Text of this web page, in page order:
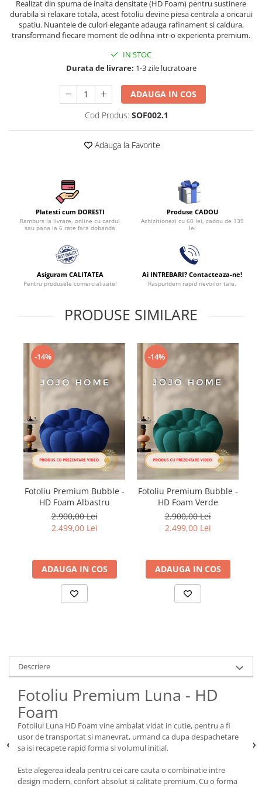
Persoane
Set Lenjerie Pat Blanita Iepure, 6
Piese, Cu Pilota Inclusa
Set Lenjerie De Pat, 7 Piese, Cu
Pilota / Cuvertura Inclusa
Set Lenjerie De Pat Jacquard Regal,
11 Piese, Cuvertura Inclusa
Lenjerii Damasc Egiptean King Size
Lenjerii De Pat, Finet Premium, 1
Lenjerii De Pat, Imprimeu 3D, 1
Realizat din spuma de inalta densitate (HD Foam) pentru sustinere
durabila si relaxare totala, acest fotoliu devine piesa centrala a oricarui
spatiu. Nuantele de culori elegante adauga rafinament si caldura,
transformand fiecare moment de odihna intr-o experienta premium.
IN STOC
Durata de livrare: 1-3 zile lucratoare
ADAUGA IN COS
Cod Produs: SOF002.1
Adauga la Favorite
Platesti cum DORESTI
Ramburs la livrare, online cu cardul
sau pana la 6 rate fara dobanda
Produse CADOU
Achizitionezi cu 60 lei, cadou de 139
lei
Asiguram CALITATEA
Pentru produsele comercializate!
Ai INTREBARI? Contacteaza-ne!
Raspundem rapid nevoilor tale.
PRODUSE SIMILARE
-14%
Fotoliu Premium Bubble -
HD Foam Albastru
2.900,00 Lei
2.499,00 Lei
ADAUGA IN COS
-14%
Fotoliu Premium Bubble -
HD Foam Verde
2.900,00 Lei
2.499,00 Lei
ADAUGA IN COS
Descriere
Fotoliu Premium Luna - HD
Foam
Fotoliul Luna HD Foam vine ambalat vidat in cutie, pentru a fi
usor de transportat si manevrat, urmand ca dupa despachetare
sa isi recapete rapid forma si volumul initial.
Este alegerea ideala pentru cei care cauta o combinatie intre
design modern, confort absolut si calitate premium. Cu o forma